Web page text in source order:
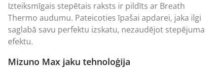
Izteiksmīgais stepētais raksts ir pildīts ar Breath
Thermo audumu. Pateicoties īpašai apdarei, jaka ilgi
saglabā savu perfektu izskatu, nezaudējot stepējuma
efektu.
Mizuno Max jaku tehnoloģija